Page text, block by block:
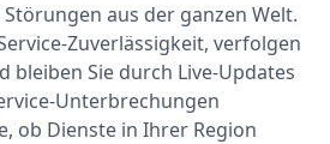
aus der ganzen Welt.
Zuverlässigkeit, verfolgen
bleiben Sie durch Live-Updates
Unterbrechungen
ob Dienste in Ihrer Region